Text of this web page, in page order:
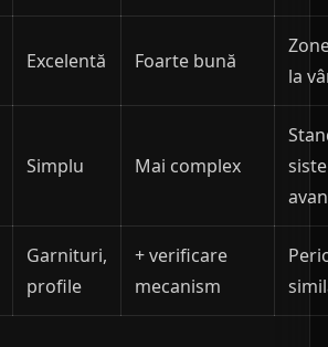
Excelentă Foarte bună
la
Simplu Mai complex
Garnituri,
profile
+ verificare
mecanism